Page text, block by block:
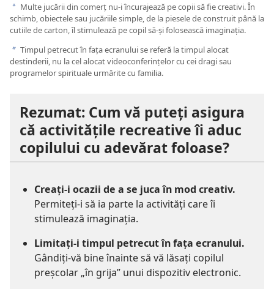
a Multe jucării din comerț nu-i încurajează pe copii să fie creativi. În
schimb, obiectele sau jucăriile simple, de la piesele de construit până la
cutiile de carton, îl stimulează pe copil să-și folosească imaginația.
b Timpul petrecut în fața ecranului se referă la timpul alocat
destinderii, nu la cel alocat videoconferințelor cu cei dragi sau
programelor spirituale urmărite cu familia.
Rezumat: Cum vă puteți asigura
că activitățile recreative îi aduc
copilului cu adevărat foloase?
Creați-i ocazii de a se juca în mod creativ.
Permiteți-i să ia parte la activități care îi
stimulează imaginația.
Limitați-i timpul petrecut în fața ecranului.
Gândiți-vă bine înainte să vă lăsați copilul
preșcolar „în grija” unui dispozitiv electronic.